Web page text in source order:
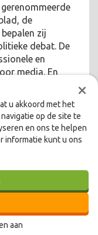
×
u akkoord met het
op de site te
en ons te helpen
informatie kunt u ons
aan
de
zij
debat. De
en
media. En